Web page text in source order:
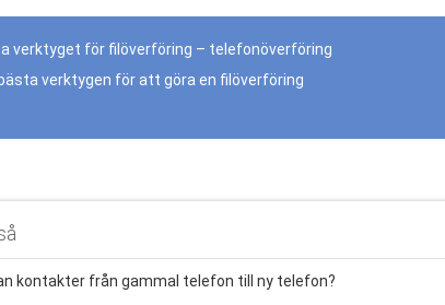
verktyget för filöverföring – telefonöverföring
bästa verktygen för att göra en filöverföring
kontakter från gammal telefon till ny telefon?